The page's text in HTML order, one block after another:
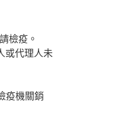
檢疫。
或代理人未
疫機關銷